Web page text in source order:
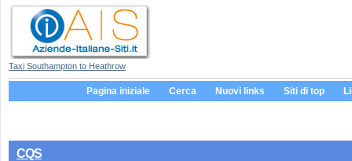
Taxi Southampton to Heathrow
Pagina iniziale Cerca Nuovi links Siti di top
CQS